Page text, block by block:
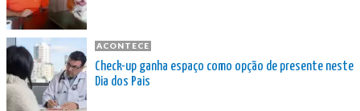
ACONTECE
Check-up ganha espaço como opção de presente neste
Dia dos Pais